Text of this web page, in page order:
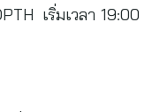
เริ่มเวลา 19:00